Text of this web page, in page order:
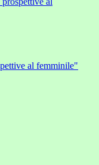
al femminile"